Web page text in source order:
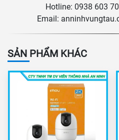
Hotline: 0938 603
Email:
SẢN PHẨM KHÁC